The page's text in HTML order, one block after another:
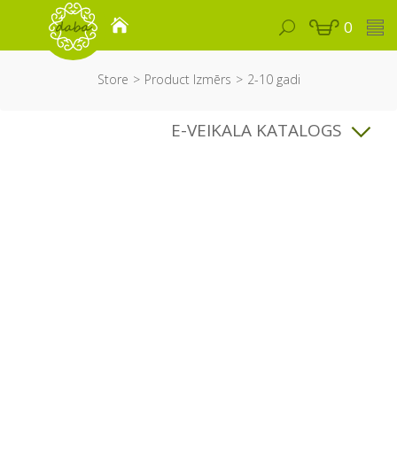
0
Store Product Izmērs 2-10 gadi
E-VEIKALA KATALOGS